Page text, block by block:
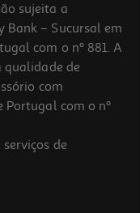
sujeita a
Bank – Sucursal em
com o nº 881. A
qualidade de
com
Portugal com o nº
de